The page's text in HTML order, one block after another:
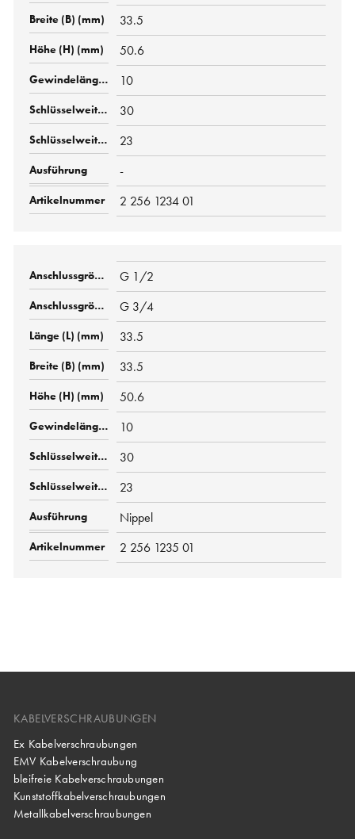
33.5
50.6
10
30
23
-
2 256 1234 01
G 1/2
G 3/4
33.5
33.5
50.6
10
30
23
Nippel
2 256 1235 01
KABELVERSCHRAUBUNGEN
Ex Kabelverschraubungen
EMV Kabelverschraubung
bleifreie Kabelverschraubungen
Kunststoffkabelverschraubungen
Metallkabelverschraubungen